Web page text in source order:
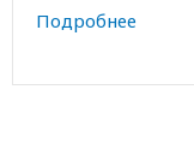
Подробнее